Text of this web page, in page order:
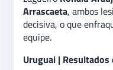
Arrascaeta, ambos
decisiva, o que
equipe.
Uruguai |